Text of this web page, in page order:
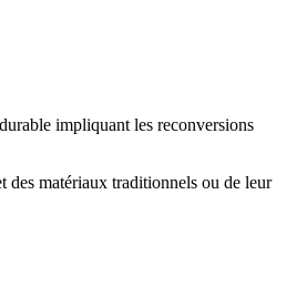
impliquant les reconversions
des matériaux traditionnels ou de leur